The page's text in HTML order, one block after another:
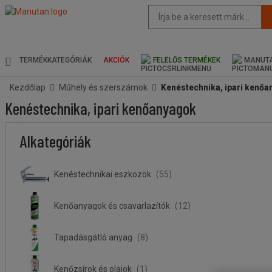
oldal
és
keresési
előzmények
TERMÉKKATEGÓRIÁK AKCIÓK FELELŐS TERMÉKEK
Kezdőlap Műhely és szerszámok Kenéstechnika, ipari
Kenéstechnika, ipari kenőanyagok
Alkategóriák
Kenéstechnikai eszközök (55)
Kenőanyagok és csavarlazítók (12)
Tapadásgátló anyag (8)
Kenőzsírok és olajok (1)
köteg
köteg
termék